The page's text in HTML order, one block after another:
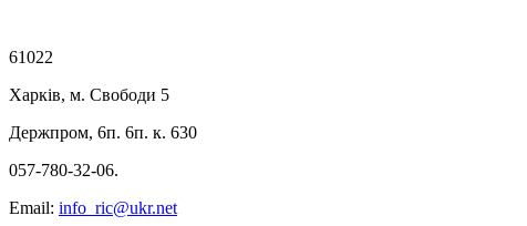
61022
Харків, м. Свободи 5
Держпром, 6п. 6п. к. 630
057-780-32-06.
Email: info_ric@ukr.net